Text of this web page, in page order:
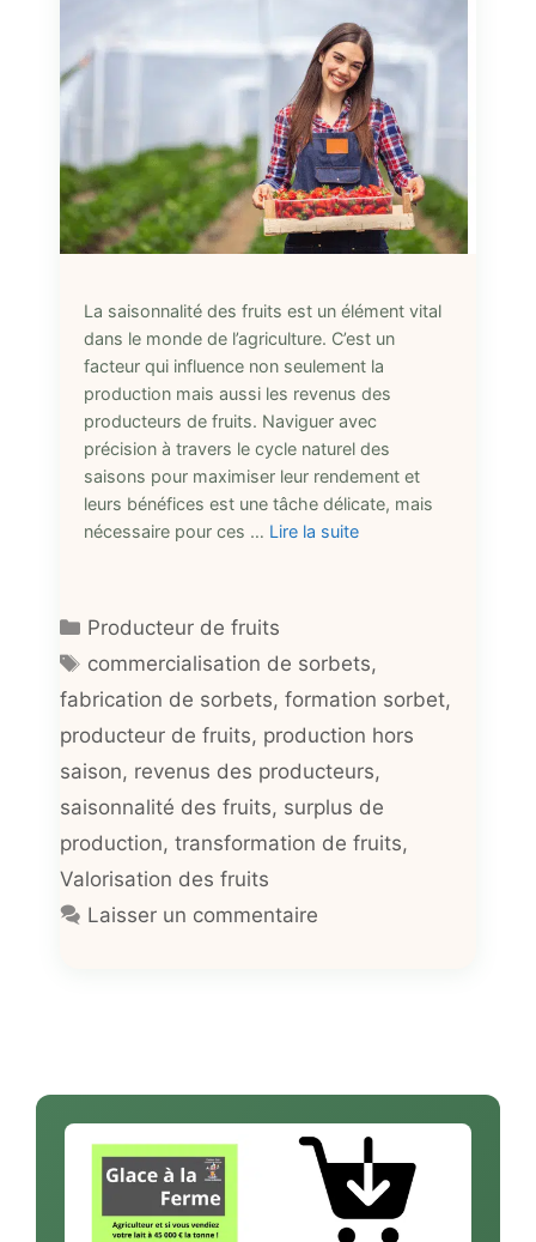
La saisonnalité des fruits est un élément vital
dans le monde de l’agriculture. C’est un
facteur qui influence non seulement la
production mais aussi les revenus des
producteurs de fruits. Naviguer avec
précision à travers le cycle naturel des
saisons pour maximiser leur rendement et
leurs bénéfices est une tâche délicate, mais
nécessaire pour ces … Lire la suite
Catégories
Producteur de fruits
Étiquettes
commercialisation de sorbets,
fabrication de sorbets, formation sorbet,
producteur de fruits, production hors
saison, revenus des producteurs,
saisonnalité des fruits, surplus de
production, transformation de fruits,
Valorisation des fruits
Laisser un commentaire